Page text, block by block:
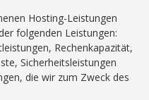
Hosting-Leistungen
folgenden Leistungen:
Rechenkapazität,
Sicherheitsleistungen
die wir zum Zweck des